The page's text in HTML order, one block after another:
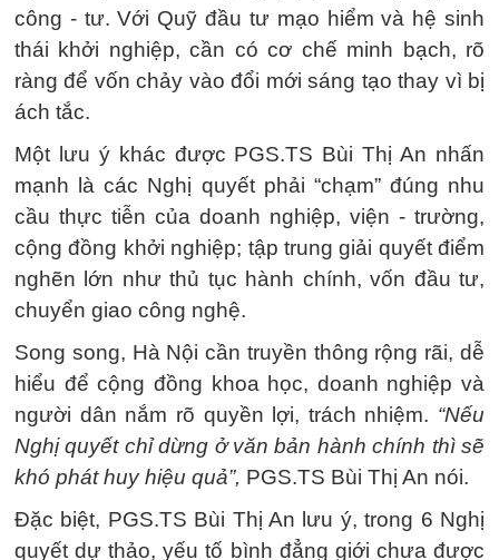
công - tư. Với Quỹ đầu tư mạo hiểm và hệ sinh
thái khởi nghiệp, cần có cơ chế minh bạch, rõ
ràng để vốn chảy vào đổi mới sáng tạo thay vì bị
ách tắc.
Một lưu ý khác được PGS.TS Bùi Thị An nhấn
mạnh là các Nghị quyết phải “chạm” đúng nhu
cầu thực tiễn của doanh nghiệp, viện - trường,
cộng đồng khởi nghiệp; tập trung giải quyết điểm
nghẽn lớn như thủ tục hành chính, vốn đầu tư,
chuyển giao công nghệ.
Song song, Hà Nội cần truyền thông rộng rãi, dễ
hiểu để cộng đồng khoa học, doanh nghiệp và
người dân nắm rõ quyền lợi, trách nhiệm. “Nếu
Nghị quyết chỉ dừng ở văn bản hành chính thì sẽ
khó phát huy hiệu quả”, PGS.TS Bùi Thị An nói.
Đặc biệt, PGS.TS Bùi Thị An lưu ý, trong 6 Nghị
quyết dự thảo, yếu tố bình đẳng giới chưa được